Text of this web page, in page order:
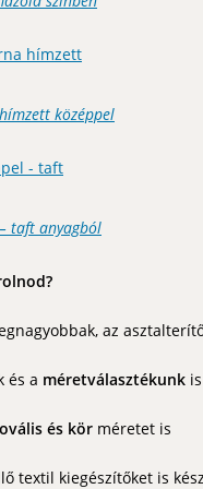
középpel
taft anyagból
az
és a méretválasztékunk is
ovális és kör méretet is
textil kiegészítőket is